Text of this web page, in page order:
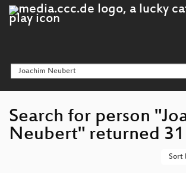
Search for person
Neubert" returned
Sort